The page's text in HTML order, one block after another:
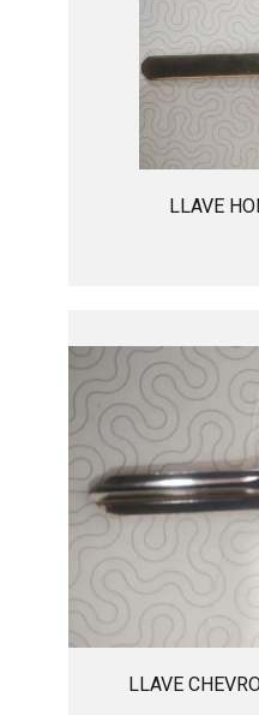
LLAVE
LLAVE